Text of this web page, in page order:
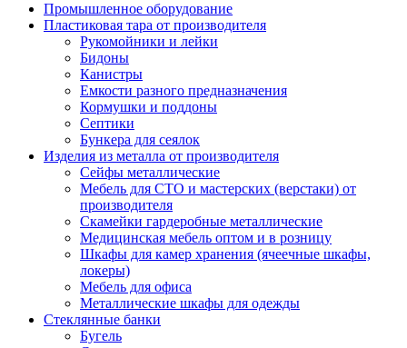
Промышленное оборудование
Пластиковая тара от производителя
Рукомойники и лейки
Бидоны
Канистры
Емкости разного предназначения
Кормушки и поддоны
Септики
Бункера для сеялок
Изделия из металла от производителя
Сейфы металлические
Мебель для СТО и мастерских (верстаки) от
производителя
Скамейки гардеробные металлические
Медицинская мебель оптом и в розницу
Шкафы для камер хранения (ячеечные шкафы,
локеры)
Мебель для офиса
Металлические шкафы для одежды
Стеклянные банки
Бугель